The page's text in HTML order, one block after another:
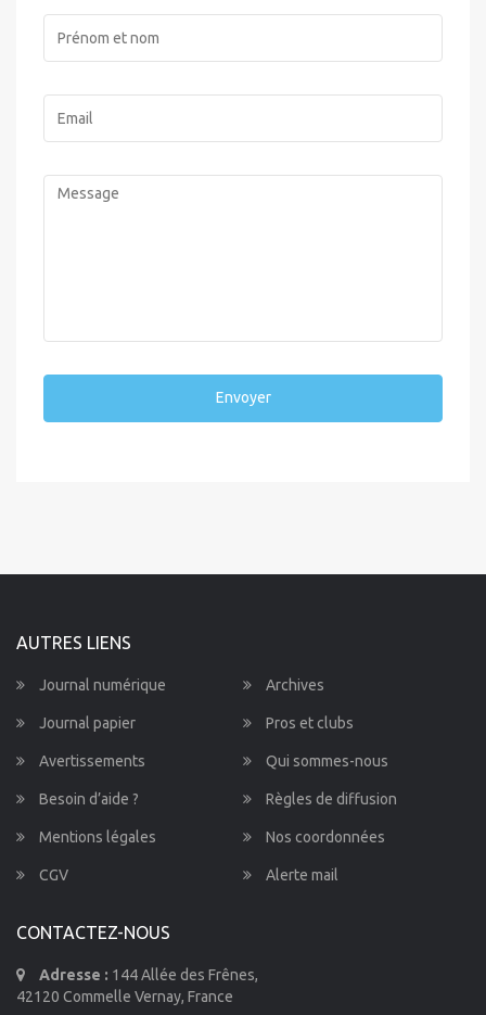
Envoyer
AUTRES LIENS
Journal numérique Archives
Journal papier Pros et clubs
Avertissements Qui sommes-nous
Besoin d’aide ? Règles de diffusion
Mentions légales Nos coordonnées
CGV Alerte mail
CONTACTEZ-NOUS
Adresse : 144 Allée des Frênes,
42120 Commelle Vernay, France